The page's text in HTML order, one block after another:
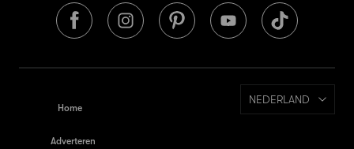
Home
Adverteren
NEDERLAND